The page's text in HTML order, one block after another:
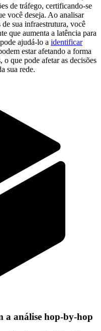
de tráfego, certificando-se
você deseja. Ao analisar
sua infraestrutura, você
que aumenta a latência para
ajudá-lo a identificar
estar afetando a forma
o que pode afetar as decisões
sua rede.
a análise hop-by-hop